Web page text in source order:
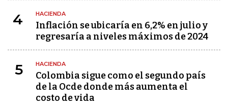
4 HACIENDA
Inflación se ubicaría en 6,2% en julio y
regresaría a niveles máximos de 2024
5 HACIENDA
Colombia sigue como el segundo país
de la Ocde donde más aumenta el
costo de vida